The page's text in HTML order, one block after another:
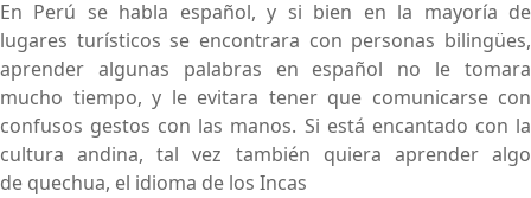
En Perú se habla español, y si bien en la mayoría de
lugares turísticos se encontrara con personas bilingües,
aprender algunas palabras en español no le tomara
mucho tiempo, y le evitara tener que comunicarse con
confusos gestos con las manos. Si está encantado con la
cultura andina, tal vez también quiera aprender algo
de quechua, el idioma de los Incas